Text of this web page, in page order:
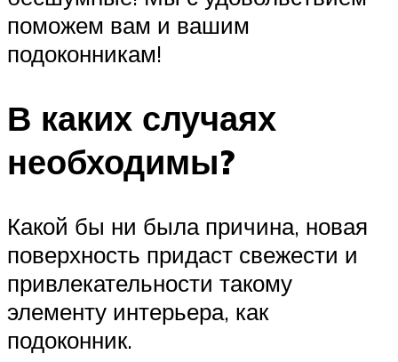
поможем вам и вашим
подоконникам!
В каких случаях
необходимы?
Какой бы ни была причина, новая
поверхность придаст свежести и
привлекательности такому
элементу интерьера, как
подоконник.